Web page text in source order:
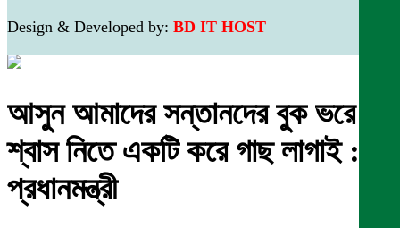
Design & Developed by: BD IT HOST
আসুন আমাদের সন্তানদের বুক ভরে
শ্বাস নিতে একটি করে গাছ লাগাই :
প্রধানমন্ত্রী